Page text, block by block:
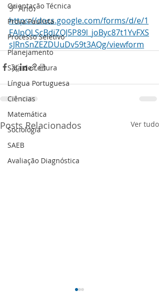
Orientação Técnica
Prova Paulista
Processo Seletivo
Planejamento
Sala de Leitura
Língua Portuguesa
Ciências
Matemática
Sociologia
SAEB
Avaliação Diagnóstica
9º Ano:
https://docs.google.com/forms/d/e/1
FAIpQLScBdiZOJ5P89l_joByc87t1YvFXS
sJRnSnZEZDUuDv59t3AQg/viewform
Posts Relacionados Ver tudo